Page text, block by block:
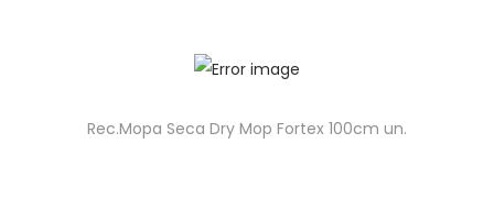
Rec.Mopa Seca Dry Mop Fortex 100cm un.